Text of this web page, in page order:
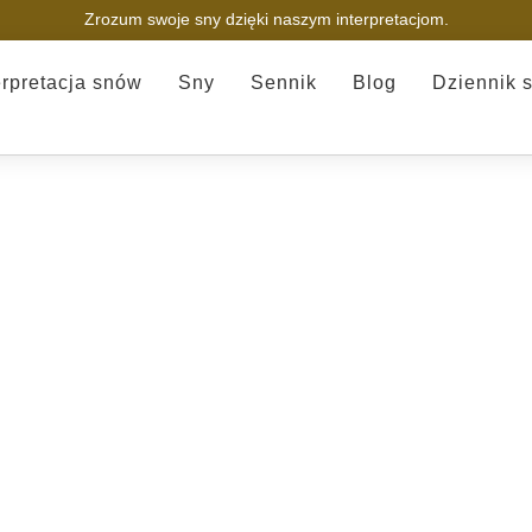
Zrozum swoje sny dzięki naszym interpretacjom.
snów Sny Sennik Blog Dziennik